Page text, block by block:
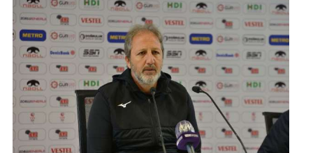
SAĞLIK
SİYASET
EĞİTİM
GALERİ
VİDEO